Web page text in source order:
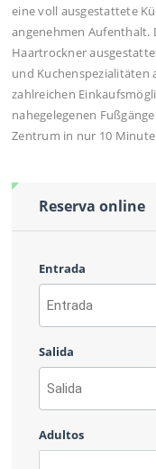
eine voll ausgestattete
angenehmen Aufenthalt.
Haartrockner
und Kuchenspezialitäten
zahlreichen
nahegelegenen
Zentrum in nur 10
Reserva online
Entrada
MM
Salida
MM
Adultos